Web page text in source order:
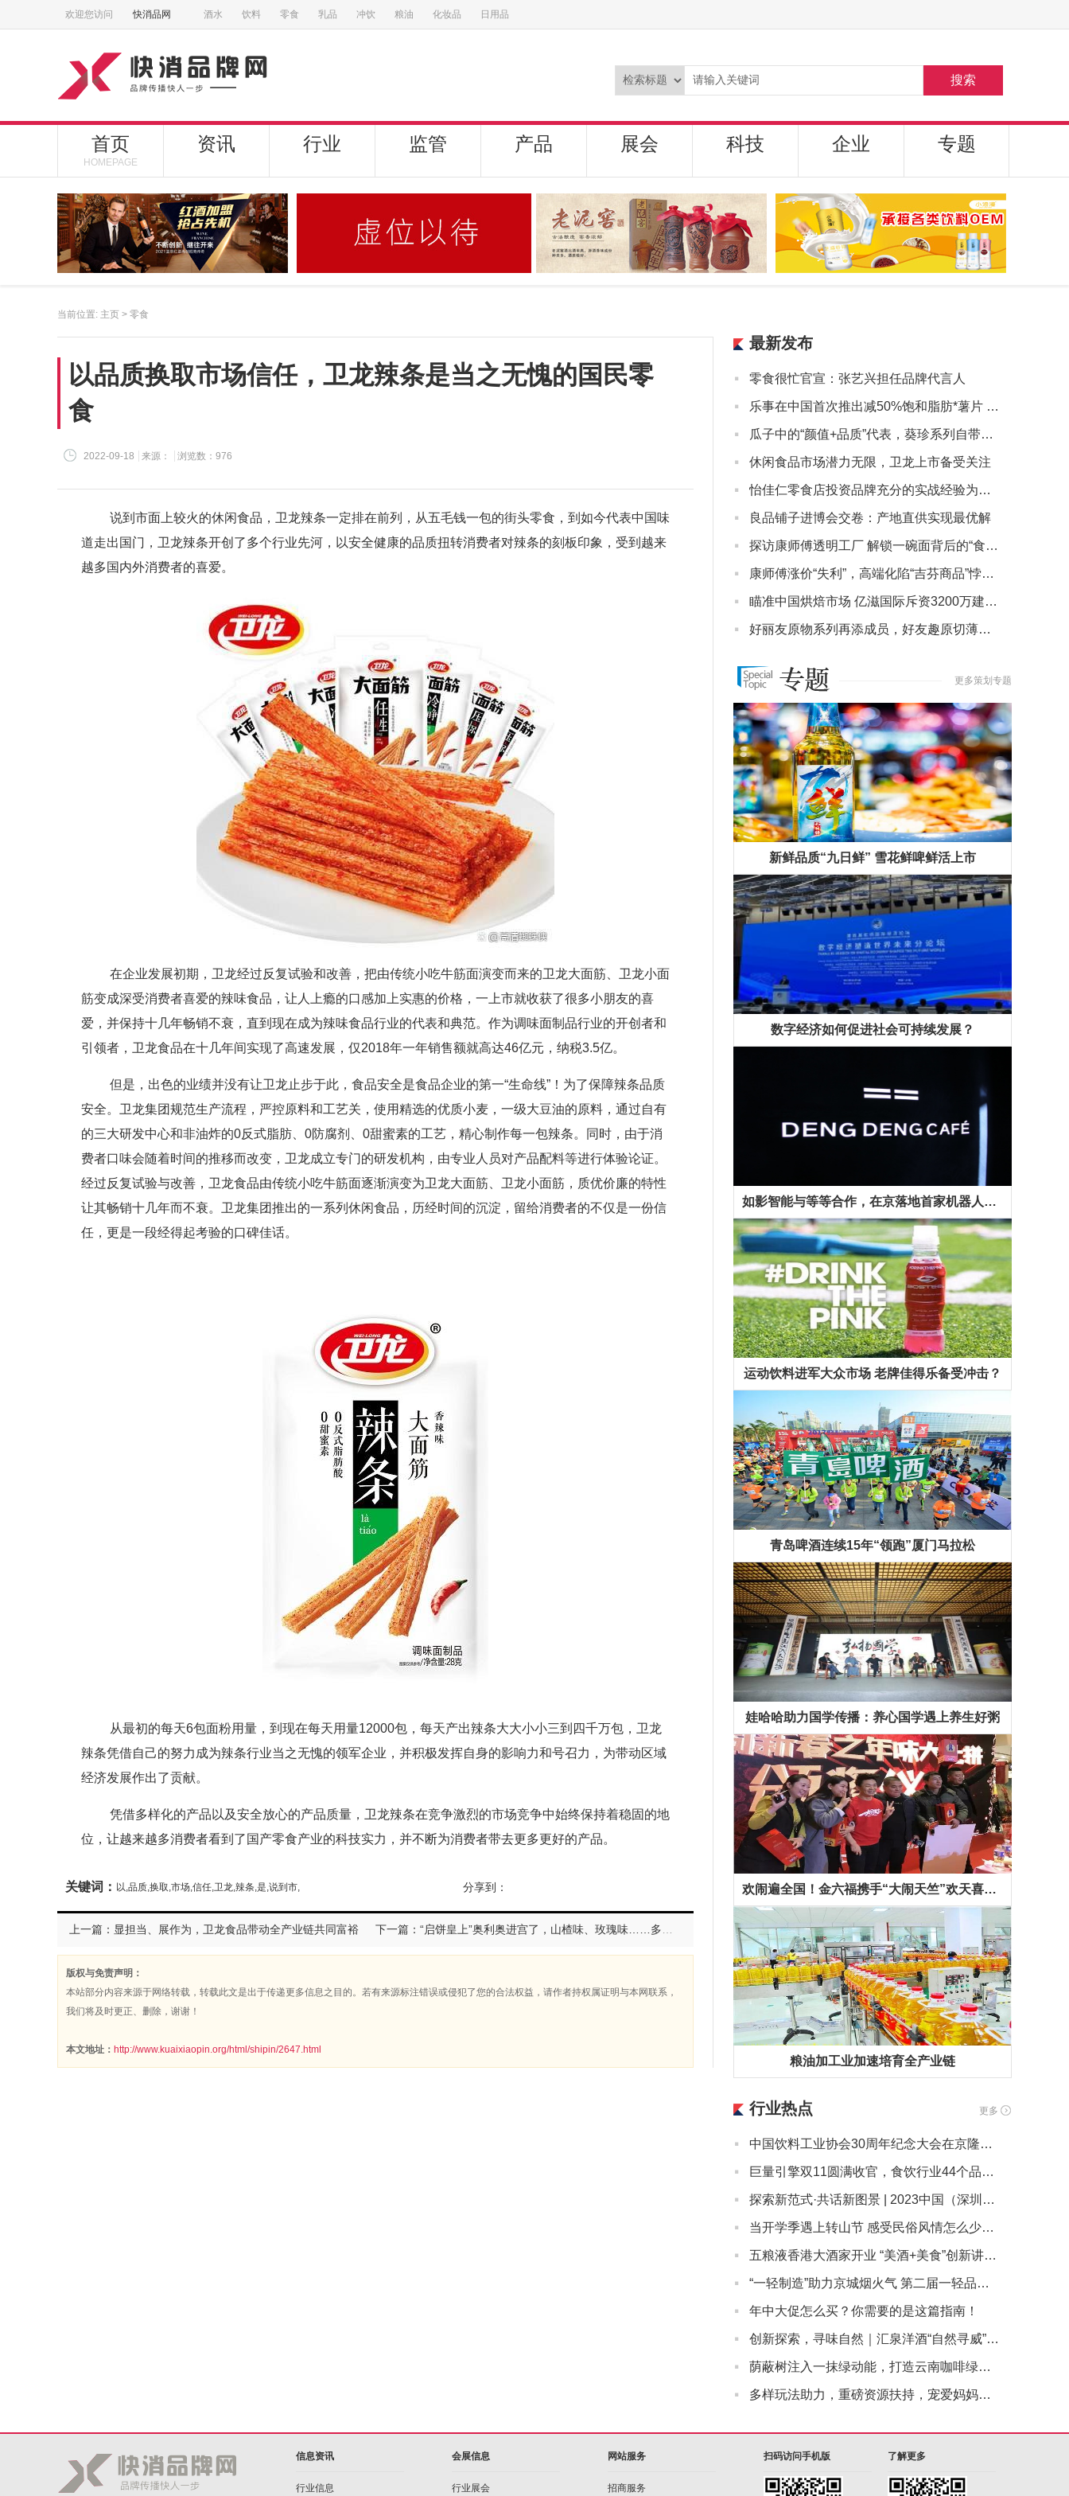
欢迎您访问 快消品网 酒水 饮料 零食 乳品 冲饮 粮油 化妆品 日用品
搜索
首页
HOMEPAGE
资讯 行业 监管 产品 展会 科技 企业 专题
当前位置: 主页 > 零食
以品质换取市场信任，卫龙辣条是当之无愧的国民零
食
2022-09-18 来源： 浏览数：976
说到市面上较火的休闲食品，卫龙辣条一定排在前列，从五毛钱一包的街头零食，到如今代表中国味
道走出国门，卫龙辣条开创了多个行业先河，以安全健康的品质扭转消费者对辣条的刻板印象，受到越来
越多国内外消费者的喜爱。
在企业发展初期，卫龙经过反复试验和改善，把由传统小吃牛筋面演变而来的卫龙大面筋、卫龙小面
筋变成深受消费者喜爱的辣味食品，让人上瘾的口感加上实惠的价格，一上市就收获了很多小朋友的喜
爱，并保持十几年畅销不衰，直到现在成为辣味食品行业的代表和典范。作为调味面制品行业的开创者和
引领者，卫龙食品在十几年间实现了高速发展，仅2018年一年销售额就高达46亿元，纳税3.5亿。
但是，出色的业绩并没有让卫龙止步于此，食品安全是食品企业的第一“生命线”！为了保障辣条品质
安全。卫龙集团规范生产流程，严控原料和工艺关，使用精选的优质小麦，一级大豆油的原料，通过自有
的三大研发中心和非油炸的0反式脂肪、0防腐剂、0甜蜜素的工艺，精心制作每一包辣条。同时，由于消
费者口味会随着时间的推移而改变，卫龙成立专门的研发机构，由专业人员对产品配料等进行体验论证。
经过反复试验与改善，卫龙食品由传统小吃牛筋面逐渐演变为卫龙大面筋、卫龙小面筋，质优价廉的特性
让其畅销十几年而不衰。卫龙集团推出的一系列休闲食品，历经时间的沉淀，留给消费者的不仅是一份信
任，更是一段经得起考验的口碑佳话。
从最初的每天6包面粉用量，到现在每天用量12000包，每天产出辣条大大小小三到四千万包，卫龙
辣条凭借自己的努力成为辣条行业当之无愧的领军企业，并积极发挥自身的影响力和号召力，为带动区域
经济发展作出了贡献。
凭借多样化的产品以及安全放心的产品质量，卫龙辣条在竞争激烈的市场竞争中始终保持着稳固的地
位，让越来越多消费者看到了国产零食产业的科技实力，并不断为消费者带去更多更好的产品。
关键词： 以,品质,换取,市场,信任,卫龙,辣条,是,说到市, 分享到：
上一篇：显担当、展作为，卫龙食品带动全产业链共同富裕
版权与免责声明：
本站部分内容来源于网络转载，转载此文是出于传递更多信息之目的。若有来源标注错误或侵犯了您的合法权益，请作者持权属证明与本网联系，
我们将及时更正、删除，谢谢！
本文地址： http://www.kuaixiaopin.org/html/shipin/2647.html
最新发布
· 零食很忙官宣：张艺兴担任品牌代言人
· 乐事在中国首次推出减50%饱和脂肪*薯片 带来轻负担零食优选
· 瓜子中的“颜值+品质”代表，葵珍系列自带强者属性
· 休闲食品市场潜力无限，卫龙上市备受关注
· 怡佳仁零食店投资品牌充分的实战经验为你解答如何提升营业额
· 良品铺子进博会交卷：产地直供实现最优解
· 探访康师傅透明工厂 解锁一碗面背后的“食安密码”
· 康师傅涨价“失利”，高端化陷“吉芬商品”悖论？
· 瞄准中国烘焙市场 亿滋国际斥资3200万建设“奥利奥云朵蛋糕”
· 好丽友原物系列再添成员，好友趣原切薄片引领“食”尚
更多策划专题
新鲜品质“九日鲜” 雪花鲜啤鲜活上市
数字经济如何促进社会可持续发展？
如影智能与等等合作，在京落地首家机器人咖啡馆
运动饮料进军大众市场 老牌佳得乐备受冲击？
青岛啤酒连续15年“领跑”厦门马拉松
娃哈哈助力国学传播：养心国学遇上养生好粥
欢闹遍全国！金六福携手“大闹天竺”欢天喜地拜早年！
粮油加工业加速培育全产业链
行业热点 更多
· 中国饮料工业协会30周年纪念大会在京隆重召开，康师傅受邀参会
· 巨量引擎双11圆满收官，食饮行业44个品牌GMV超千万
· 探索新范式·共话新图景 | 2023中国（深圳）新茶饮大会顺利启幕
· 当开学季遇上转山节 感受民俗风情怎么少的了金口健防蛀漱口水
· 五粮液香港大酒家开业 “美酒+美食”创新讲好中国白酒故事
· “一轻制造”助力京城烟火气 第二届一轻品牌嘉年华拉开帷幕
· 年中大促怎么买？你需要的是这篇指南！
· 创新探索，寻味自然｜汇泉洋酒“自然寻威”二次陈年威士忌体验活动举办
· 荫蔽树注入一抹绿动能，打造云南咖啡绿色经济发展强引擎
· 多样玩法助力，重磅资源扶持，宠爱妈妈，就左滑逛抖音商城
信息资讯
行业信息
会展信息
行业展会
网站服务
招商服务
扫码访问手机版 了解更多